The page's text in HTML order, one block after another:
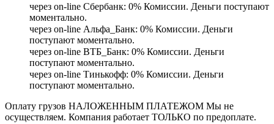
через on-line Сбербанк: 0% Комиссии. Деньги поступают
моментально.
через on-line Альфа_Банк: 0% Комиссии. Деньги
поступают моментально.
через on-line ВТБ_Банк: 0% Комиссии. Деньги
поступают моментально.
через on-line Тинькофф: 0% Комиссии. Деньги
поступают моментально.
Оплату грузов НАЛОЖЕННЫМ ПЛАТЕЖОМ Мы не
осуществляем. Компания работает ТОЛЬКО по предоплате.